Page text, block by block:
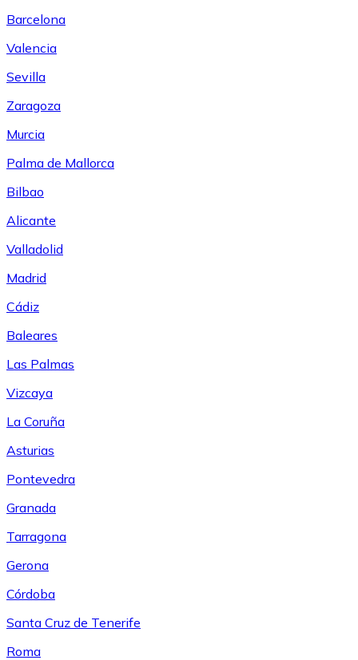
Barcelona
Valencia
Sevilla
Zaragoza
Murcia
Palma de Mallorca
Bilbao
Alicante
Valladolid
Madrid
Cádiz
Baleares
Las Palmas
Vizcaya
La Coruña
Asturias
Pontevedra
Granada
Tarragona
Gerona
Córdoba
Santa Cruz de Tenerife
Roma